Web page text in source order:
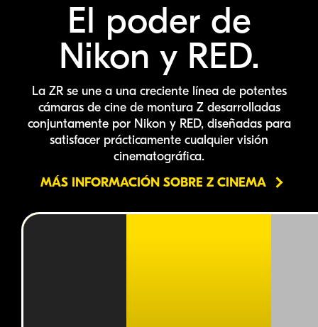
El poder de
Nikon y RED.
La ZR se une a una creciente línea de potentes
cámaras de cine de montura Z desarrolladas
conjuntamente por Nikon y RED, diseñadas para
satisfacer prácticamente cualquier visión
cinematográfica.
MÁS INFORMACIÓN SOBRE Z CINEMA